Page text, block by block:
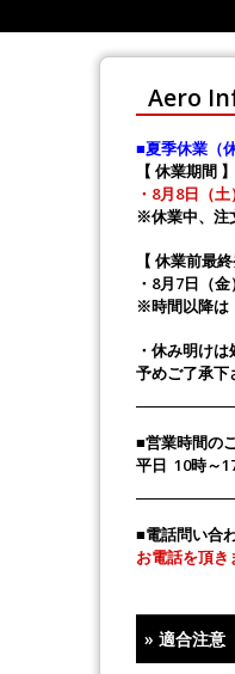
Aero
■夏季休業（
【 休業期間 】
・8月8日（
※休業中、注
【 休業前最
・8月7日（
※時間以降は
・休み明け
予めご了承下
■営業時間の
平日 10時～
■電話問い合
お電話を頂き
»適合注意